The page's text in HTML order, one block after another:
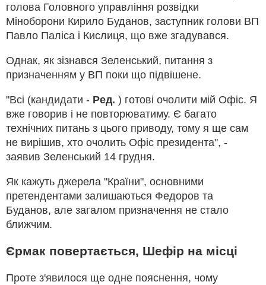
голова Головного управління розвідки
Міноборони Кирило Буданов, заступник голови ВП
Павло Паліса і Кислиця, що вже згадувався.
Однак, як зізнався Зеленський, питання з
призначенням у ВП поки що підвішене.
"Всі (кандидати - Ред. ) готові очолити мій Офіс. Я
вже говорив і не повторюватиму. Є багато
технічних питань з цього приводу, тому я ще сам
не вирішив, хто очолить Офіс президента", -
заявив Зеленський 14 грудня.
Як кажуть джерела "Країни", основними
претендентами залишаються Федоров та
Буданов, але загалом призначення не стало
ближчим.
Єрмак повертається, Шефір на місці
Проте з'явилося ще одне пояснення, чому